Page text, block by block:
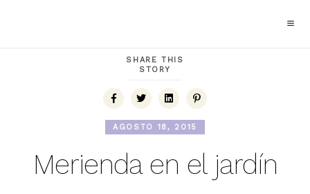
SHARE THIS
STORY
AGOSTO 18, 2015
Merienda en el jardín